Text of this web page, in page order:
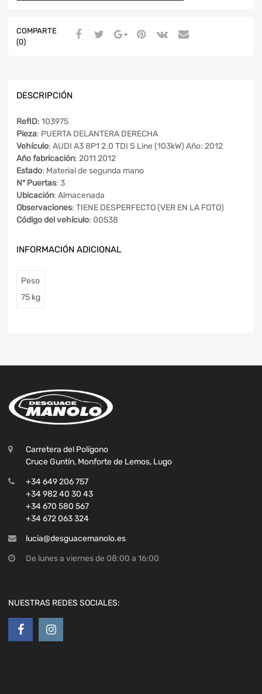
COMPARTE
(0)
DESCRIPCIÓN
RefID: 103975
Pieza: PUERTA DELANTERA DERECHA
Vehículo: AUDI A3 8P1 2.0 TDI S Line (103kW) Año: 2012
Año fabricación: 2011 2012
Estado: Material de segunda mano
Nº Puertas: 3
Ubicación: Almacenada
Observaciones: TIENE DESPERFECTO (VER EN LA FOTO)
Código del vehículo: 00538
INFORMACIÓN ADICIONAL
Peso
75 kg
Carretera del Polígono
Cruce Guntín, Monforte de Lemos, Lugo
+34 649 206 757
+34 982 40 30 43
+34 670 580 567
+34 672 063 324
lucia@desguacemanolo.es
De lunes a viernes de 08:00 a 16:00
NUESTRAS REDES SOCIALES: